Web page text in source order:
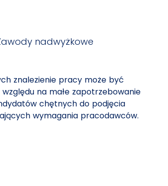
nadwyżkowe
znalezienie pracy może być
względu na małe zapotrzebowanie
chętnych do podjęcia
wymagania pracodawców.